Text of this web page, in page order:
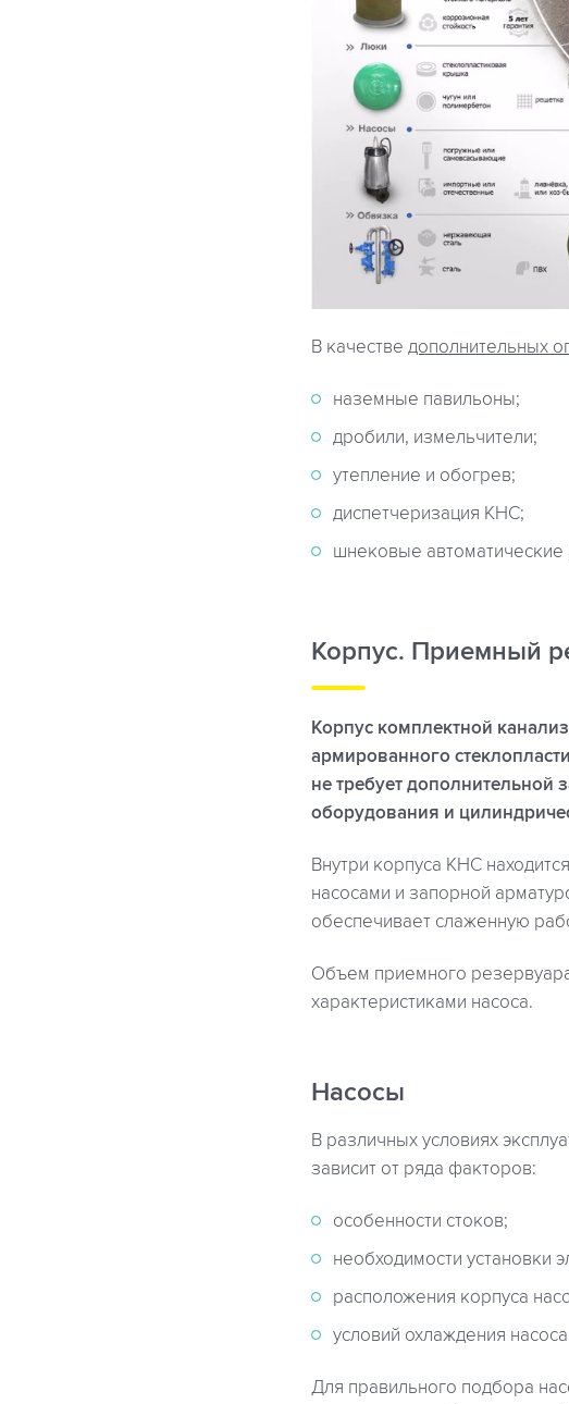
В качестве дополнительных
наземные павильоны;
дробили, измельчители;
утепление и обогрев;
диспетчеризация КНС;
шнековые автоматические
Корпус. Приемный
Корпус комплектной
армированного
не требует дополнительной
оборудования и
Внутри корпуса КНС
насосами и запорной
обеспечивает слаженную
Объем приемного резервуара
характеристиками насоса.
Насосы
В различных условиях
зависит от ряда факторов:
особенности стоков;
необходимости установки
расположения корпуса
условий охлаждения
Для правильного подбора